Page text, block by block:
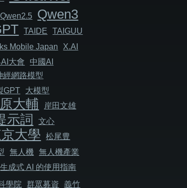
Qwen2.5 Qwen3
TAIDE TAIGUU
Mobile Japan
X.AI
大會
中國AI
經網路模型
GPT
大模型
大輔
岸田文雄
示詞
文心
大學
松尾豊
無人機
無人機產業
生成式 AI 的使用指南
學院 群眾募資 義竹